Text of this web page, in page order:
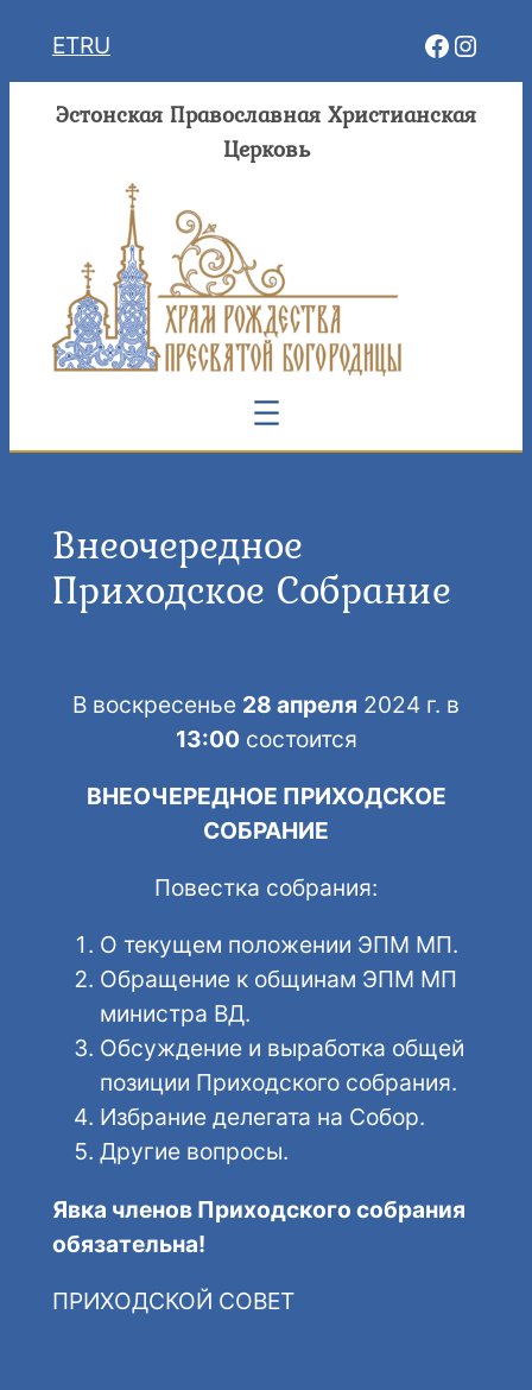
ETRU
Эстонская Православная Христианская
Церковь
Внеочередное
Приходское Собрание
В воскресенье 28 апреля 2024 г. в
13:00состоится
ВНЕОЧЕРЕДНОЕ ПРИХОДСКОЕ
СОБРАНИЕ
Повестка собрания:
О текущем положении ЭПМ МП.
Обращение к общинам ЭПМ МП
министра ВД.
Обсуждение и выработка общей
позиции Приходского собрания.
Избрание делегата на Собор.
Другие вопросы.
Явка членов Приходского собрания
обязательна!
ПРИХОДСКОЙ СОВЕТ